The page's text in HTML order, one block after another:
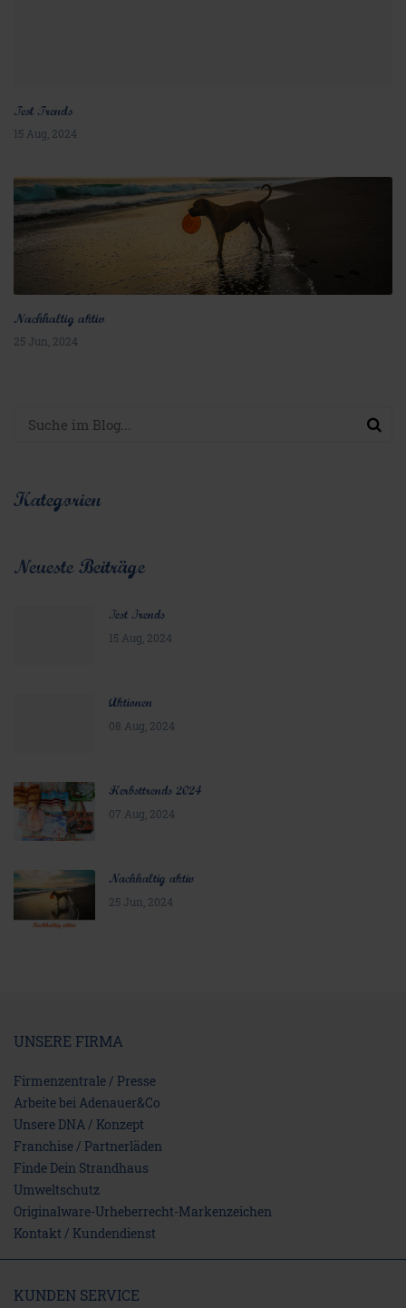
Test Trends
15 Aug, 2024
Nachhaltig aktiv
25 Jun, 2024
Kategorien
Neueste Beiträge
Test Trends
15 Aug, 2024
Aktionen
08 Aug, 2024
Herbsttrends 2024
07 Aug, 2024
Nachhaltig aktiv
25 Jun, 2024
UNSERE FIRMA
Firmenzentrale / Presse
Arbeite bei Adenauer&Co
Unsere DNA / Konzept
Franchise / Partnerläden
Finde Dein Strandhaus
Umweltschutz
Originalware-Urheberrecht-Markenzeichen
Kontakt / Kundendienst
KUNDEN SERVICE